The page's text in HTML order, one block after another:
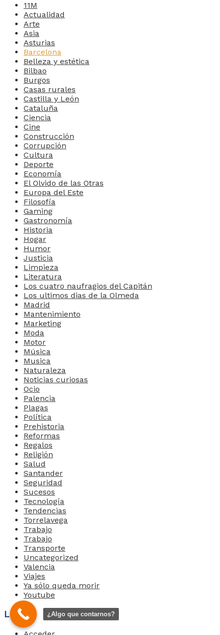
11M
Actualidad
Arte
Asia
Asturias
Barcelona
Belleza y estética
Bilbao
Burgos
Casas rurales
Castilla y León
Cataluña
Ciencia
Cine
Construcción
Corrupción
Cultura
Deporte
Economía
El Olvido de las Otras
Europa del Este
Filosofía
Gaming
Gastronomía
Historia
Hogar
Humor
Justicia
Limpieza
Literatura
Los cuatro naufragios del Capitán
Los ultimos dias de la Olmeda
Madrid
Mantenimiento
Marketing
Moda
Motor
Música
Musica
Naturaleza
Noticias curiosas
Ocio
Palencia
Plagas
Política
Prehistoria
Reformas
Regalos
Religión
Salud
Santander
Seguridad
Sucesos
Tecnología
Tendencias
Torrelavega
Trabajo
Trabajo
Transporte
Uncategorized
Valencia
Viajes
Ya sólo queda morir
Youtube
Links ¿Algo que contarnos?